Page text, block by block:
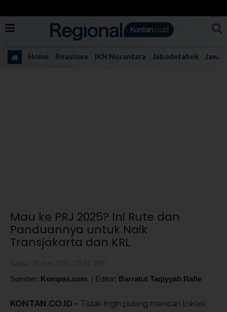
Home Beasiswa IKN Nusantara Jabodetabek Jawa
Mau ke PRJ 2025? Ini Rute dan
Panduannya untuk Naik
Transjakarta dan KRL
Sumber: Kompas.com | Editor: Barratut Taqiyyah Rafie
KONTAN.CO.ID - Tidak ingin pusing mencari lokasi